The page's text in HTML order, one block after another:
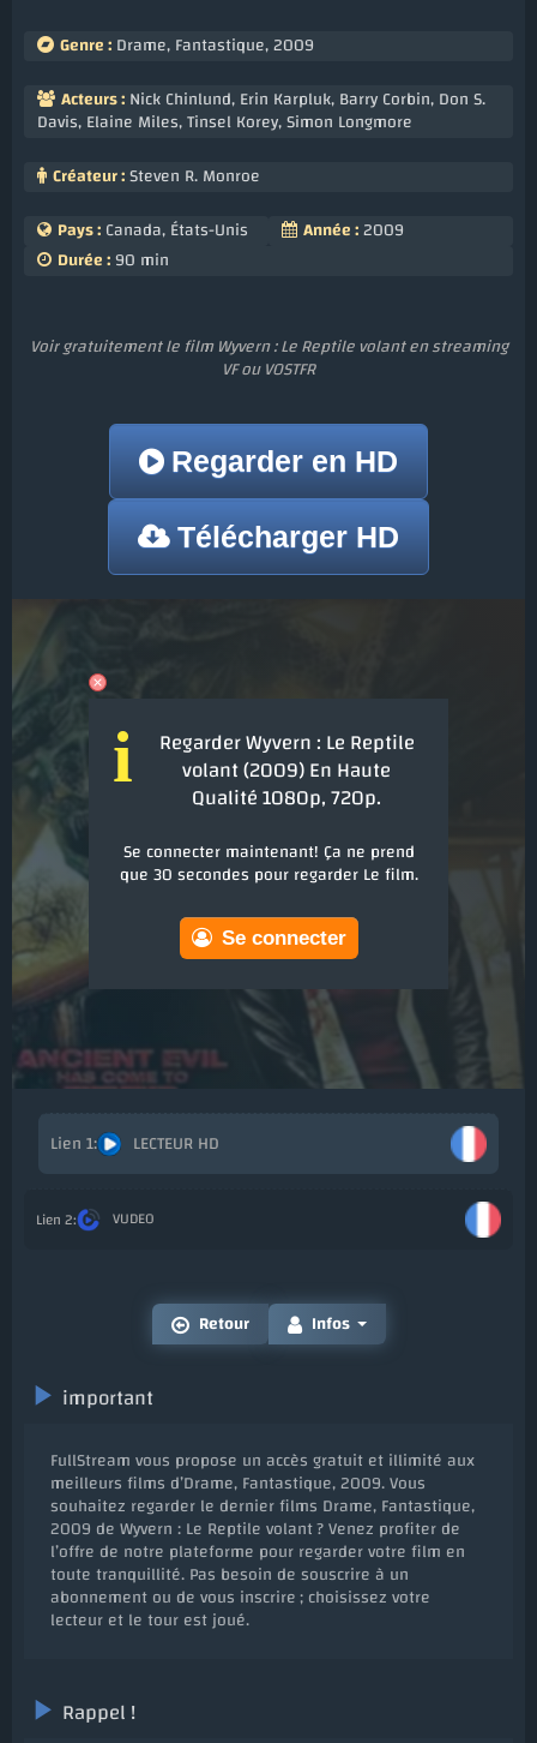
Genre :Drame,Fantastique,2009
Acteurs :Nick Chinlund,Erin Karpluk,Barry Corbin,Don S.
Davis,Elaine Miles,Tinsel Korey,Simon Longmore
Créateur :Steven R. Monroe
Pays :Canada, États-Unis Année :2009
Durée :90 min
Voir gratuitement le film Wyvern : Le Reptile volant en streaming
VF ou VOSTFR
Regarder en HD
Télécharger HD
i Regarder Wyvern : Le Reptile
volant (2009) En Haute
Qualité 1080p, 720p.
Se connecter maintenant! Ça ne prend
que 30 secondes pour regarder Le film.
Se connecter
LECTEUR HD
VUDEO
Retour Infos
important
FullStream vous propose un accès gratuit et illimité aux
meilleurs films d’Drame, Fantastique, 2009. Vous
souhaitez regarder le dernier films Drame, Fantastique,
2009 de Wyvern : Le Reptile volant ? Venez profiter de
l’offre de notre plateforme pour regarder votre film en
toute tranquillité. Pas besoin de souscrire à un
abonnement ou de vous inscrire ; choisissez votre
lecteur et le tour est joué.
Rappel !